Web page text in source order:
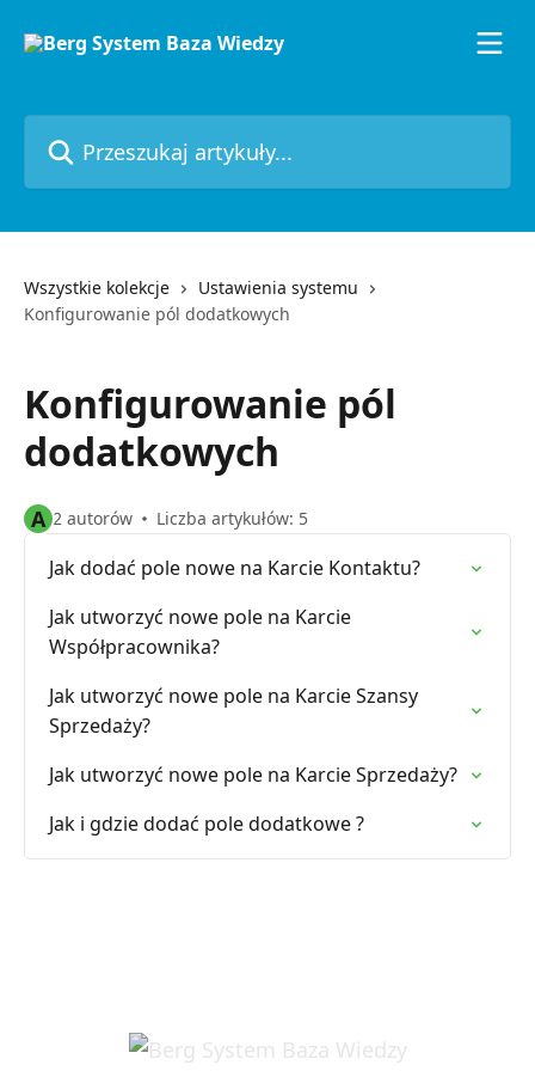
Wszystkie kolekcje
Ustawienia systemu
Konfigurowanie pól dodatkowych
Konfigurowanie pól
dodatkowych
A 2 autorów Liczba artykułów: 5
Jak dodać pole nowe na Karcie Kontaktu?
Jak utworzyć nowe pole na Karcie
Współpracownika?
Jak utworzyć nowe pole na Karcie Szansy
Sprzedaży?
Jak utworzyć nowe pole na Karcie Sprzedaży?
Jak i gdzie dodać pole dodatkowe ?